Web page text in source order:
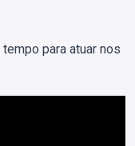
para atuar nos